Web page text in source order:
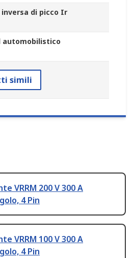
di picco Ir
automobilistico
simili
VRRM 200 V 300 A
4 Pin
VRRM 100 V 300 A
4 Pin